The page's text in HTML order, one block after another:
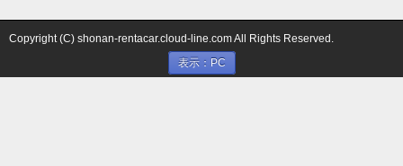
Copyright (C) shonan-rentacar.cloud-line.com All Rights Reserved.
表示：PC